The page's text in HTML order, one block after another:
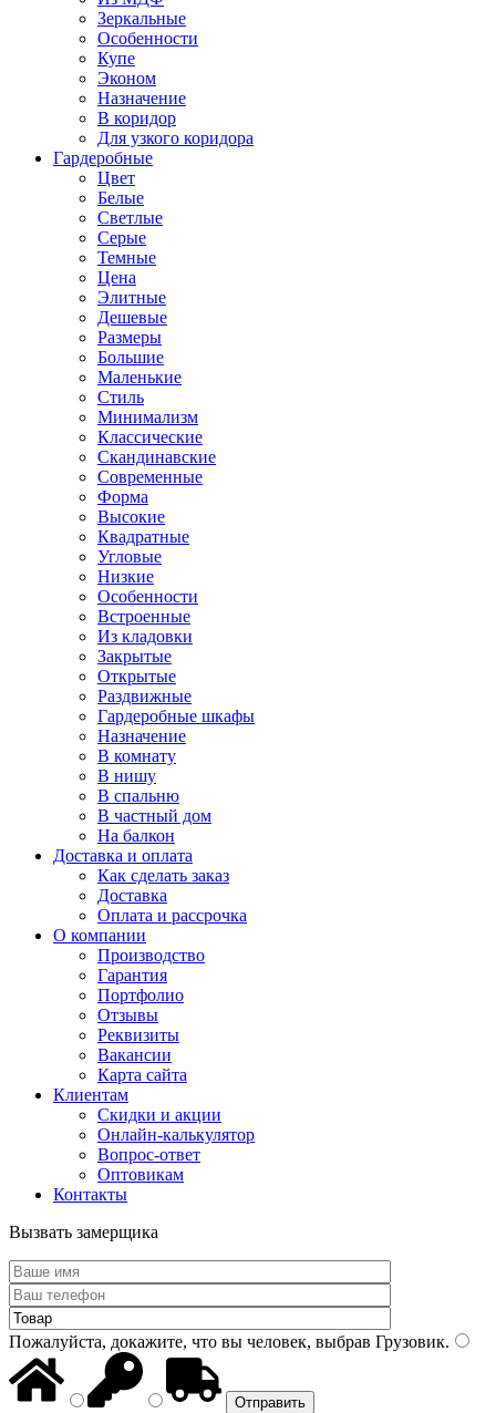
Зеркальные
Особенности
Купе
Эконом
Назначение
В коридор
Для узкого коридора
Гардеробные
Цвет
Белые
Светлые
Серые
Темные
Цена
Элитные
Дешевые
Размеры
Большие
Маленькие
Стиль
Минимализм
Классические
Скандинавские
Современные
Форма
Высокие
Квадратные
Угловые
Низкие
Особенности
Встроенные
Из кладовки
Закрытые
Открытые
Раздвижные
Гардеробные шкафы
Назначение
В комнату
В нишу
В спальню
В частный дом
На балкон
Доставка и оплата
Как сделать заказ
Доставка
Оплата и рассрочка
О компании
Производство
Гарантия
Портфолио
Отзывы
Реквизиты
Вакансии
Карта сайта
Клиентам
Скидки и акции
Онлайн-калькулятор
Вопрос-ответ
Оптовикам
Контакты
Вызвать замерщика
Пожалуйста, докажите, что вы человек, выбрав Грузовик.